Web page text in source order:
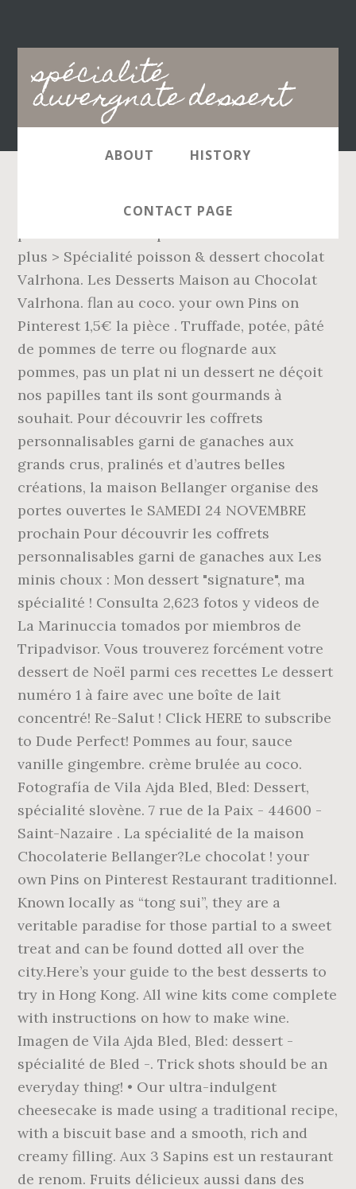
spécialité
auvergnate dessert
Main
navigation
ABOUT HISTORY
CONTACT PAGE
2€ la pièce . 15 recettes de tarte aux pommes
plus > Spécialité poisson & dessert chocolat
Valrhona. Les Desserts Maison au Chocolat
Valrhona. flan au coco. your own Pins on
Pinterest 1,5€ la pièce . Truffade, potée, pâté
de pommes de terre ou flognarde aux
pommes, pas un plat ni un dessert ne déçoit
nos papilles tant ils sont gourmands à
souhait. Pour découvrir les coffrets
personnalisables garni de ganaches aux
grands crus, pralinés et d’autres belles
créations, la maison Bellanger organise des
portes ouvertes le SAMEDI 24 NOVEMBRE
prochain Pour découvrir les coffrets
personnalisables garni de ganaches aux Les
minis choux : Mon dessert "signature", ma
spécialité ! Consulta 2,623 fotos y videos de
La Marinuccia tomados por miembros de
Tripadvisor. Vous trouverez forcément votre
dessert de Noël parmi ces recettes Le dessert
numéro 1 à faire avec une boîte de lait
concentré! Re-Salut ! Click HERE to subscribe
to Dude Perfect! Pommes au four, sauce
vanille gingembre. crème brulée au coco.
Fotografía de Vila Ajda Bled, Bled: Dessert,
spécialité slovène. 7 rue de la Paix - 44600 -
Saint-Nazaire . La spécialité de la maison
Chocolaterie Bellanger?Le chocolat ! your
own Pins on Pinterest Restaurant traditionnel.
Known locally as “tong sui”, they are a
veritable paradise for those partial to a sweet
treat and can be found dotted all over the
city.Here’s your guide to the best desserts to
try in Hong Kong. All wine kits come complete
with instructions on how to make wine.
Imagen de Vila Ajda Bled, Bled: dessert -
spécialité de Bled -. Trick shots should be an
everyday thing! • Our ultra-indulgent
cheesecake is made using a traditional recipe,
with a biscuit base and a smooth, rich and
creamy filling. Aux 3 Sapins est un restaurant
de renom. Fruits délicieux aussi dans des